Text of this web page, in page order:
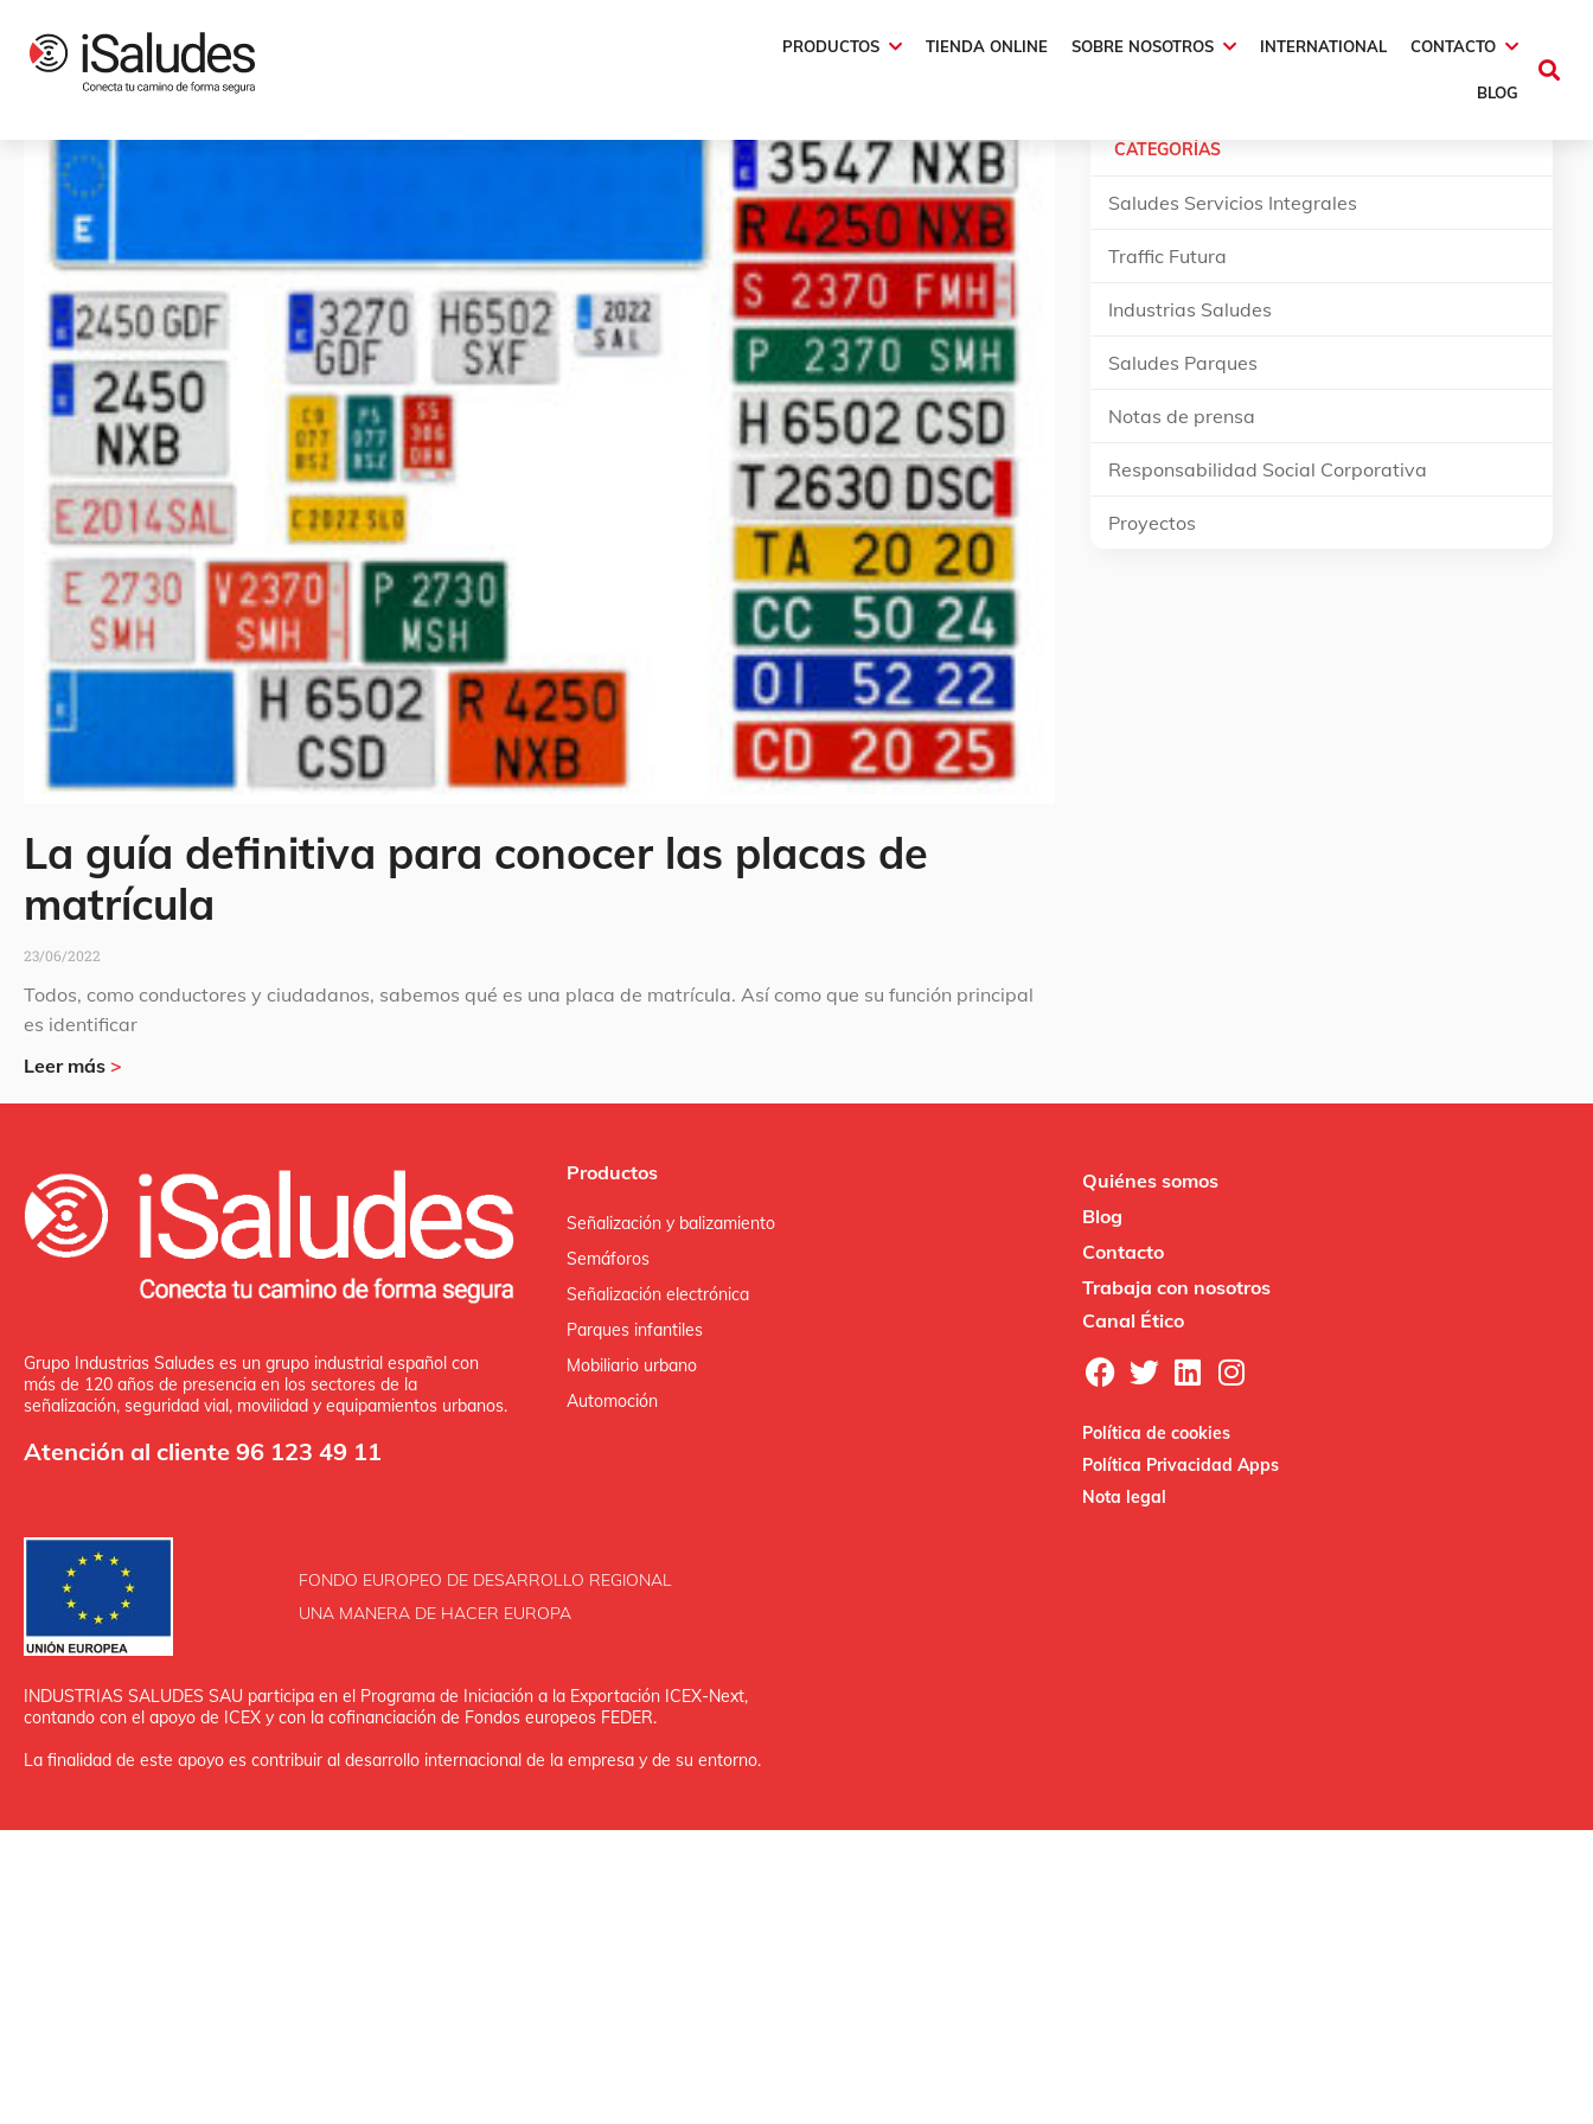
PRODUCTOS TIENDA ONLINE SOBRE NOSOTROS INTERNATIONAL CONTACTO
BLOG
Etiqueta: vehiculo antiguo
La guía definitiva para conocer las placas de
matrícula
23/06/2022
Todos, como conductores y ciudadanos, sabemos qué es una placa de matrícula. Así como que su función principal
es identificar
Leer más >
CATEGORÍAS
Saludes Servicios Integrales
Traffic Futura
Industrias Saludes
Saludes Parques
Notas de prensa
Responsabilidad Social Corporativa
Proyectos
Grupo Industrias Saludes es un grupo industrial español con
más de 120 años de presencia en los sectores de la
señalización, seguridad vial, movilidad y equipamientos urbanos.
Atención al cliente 96 123 49 11
Productos
Señalización y balizamiento
Semáforos
Señalización electrónica
Parques infantiles
Mobiliario urbano
Automoción
Quiénes somos
Blog
Contacto
Trabaja con nosotros
Canal Ético
Política de cookies
Política Privacidad Apps
Nota legal
FONDO EUROPEO DE DESARROLLO REGIONAL
UNA MANERA DE HACER EUROPA
INDUSTRIAS SALUDES SAU participa en el Programa de Iniciación a la Exportación ICEX‐Next,
contando con el apoyo de ICEX y con la cofinanciación de Fondos europeos FEDER.
La finalidad de este apoyo es contribuir al desarrollo internacional de la empresa y de su entorno.